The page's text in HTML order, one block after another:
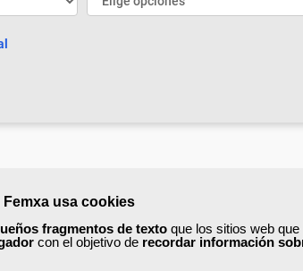
Femxa usa cookies
fragmentos de texto que los sitios web que
con el objetivo de recordar información